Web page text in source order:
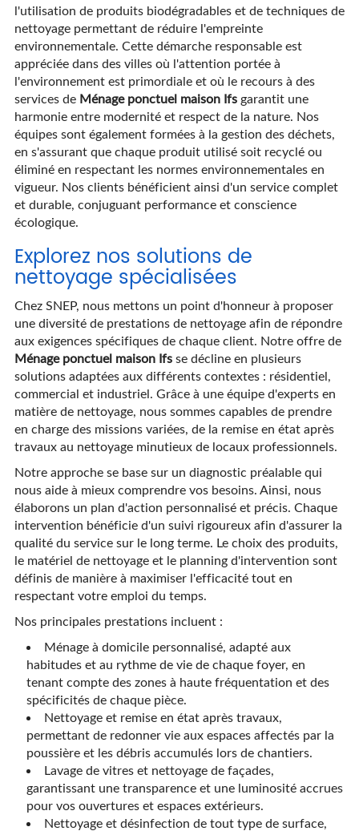
l'utilisation de produits biodégradables et de techniques de
nettoyage permettant de réduire l'empreinte
environnementale. Cette démarche responsable est
appréciée dans des villes où l'attention portée à
l'environnement est primordiale et où le recours à des
services de Ménage ponctuel maison Ifsgarantit une
harmonie entre modernité et respect de la nature. Nos
équipes sont également formées à la gestion des déchets,
en s'assurant que chaque produit utilisé soit recyclé ou
éliminé en respectant les normes environnementales en
vigueur. Nos clients bénéficient ainsi d'un service complet
et durable, conjuguant performance et conscience
écologique.
Explorez nos solutions de
nettoyage spécialisées
Chez SNEP, nous mettons un point d'honneur à proposer
une diversité de prestations de nettoyage afin de répondre
aux exigences spécifiques de chaque client. Notre offre de
Ménage ponctuel maison Ifsse décline en plusieurs
solutions adaptées aux différents contextes : résidentiel,
commercial et industriel. Grâce à une équipe d'experts en
matière de nettoyage, nous sommes capables de prendre
en charge des missions variées, de la remise en état après
travaux au nettoyage minutieux de locaux professionnels.
Notre approche se base sur un diagnostic préalable qui
nous aide à mieux comprendre vos besoins. Ainsi, nous
élaborons un plan d'action personnalisé et précis. Chaque
intervention bénéficie d'un suivi rigoureux afin d'assurer la
qualité du service sur le long terme. Le choix des produits,
le matériel de nettoyage et le planning d'intervention sont
définis de manière à maximiser l'efficacité tout en
respectant votre emploi du temps.
Nos principales prestations incluent :
Ménage à domicile personnalisé, adapté aux
habitudes et au rythme de vie de chaque foyer, en
tenant compte des zones à haute fréquentation et des
spécificités de chaque pièce.
Nettoyage et remise en état après travaux,
permettant de redonner vie aux espaces affectés par la
poussière et les débris accumulés lors de chantiers.
Lavage de vitres et nettoyage de façades,
garantissant une transparence et une luminosité accrues
pour vos ouvertures et espaces extérieurs.
Nettoyage et désinfection de tout type de surface,